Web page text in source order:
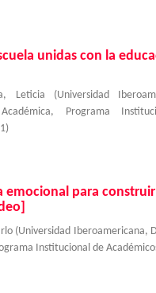
unidas con la
Leticia (Universidad
Académica, Programa
)
emocional para
(Universidad Iberoamericana,
Institucional de